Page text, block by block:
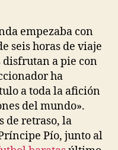
empezaba con
seis horas de viaje
a pie con
ha
a toda la afición
del mundo».
de retraso, la
Pío, junto al